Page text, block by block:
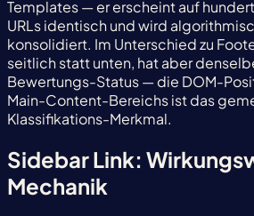
Templates — er erscheint auf
URLs identisch und wird
konsolidiert. Im Unterschied zu
seitlich statt unten, hat aber
Bewertungs-Status — die DOM-
Main-Content-Bereichs ist das
Klassifikations-Merkmal.
Sidebar Link:
Mechanik